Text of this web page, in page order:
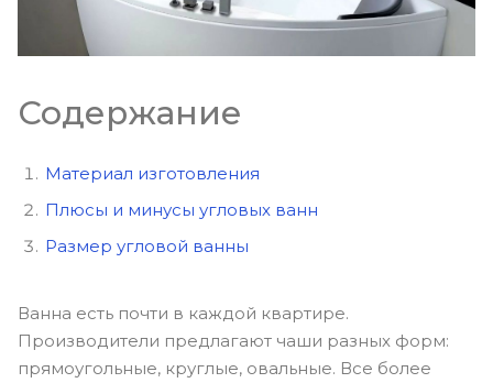
Содержание
Материал изготовления
Плюсы и минусы угловых ванн
Размер угловой ванны
Ванна есть почти в каждой квартире.
Производители предлагают чаши разных форм:
прямоугольные, круглые, овальные. Все более